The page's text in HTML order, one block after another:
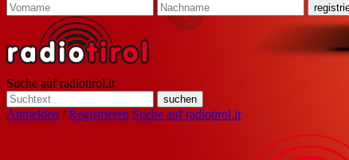
Suche auf radiotirol.it
Anmelden /Registrieren Suche auf radiotirol.it